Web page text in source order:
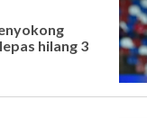
hilang 3